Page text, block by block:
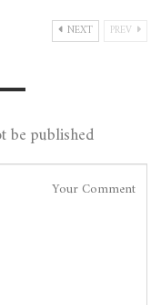
NEXT
published.